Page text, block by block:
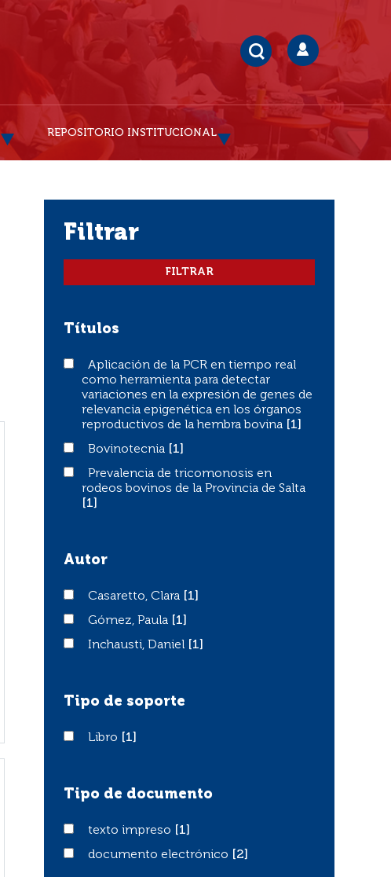
REPOSITORIO INSTITUCIONAL
filtrar
Títulos
Aplicación de la PCR en tiempo real como herramienta
Aplicación de la PCR en tiempo real
como herramienta para detectar
variaciones en la expresión de genes de
relevancia epigenética en los órganos
reproductivos de la hembra bovina
[1]
Bovinotecnia
Bovinotecnia
[1]
Prevalencia de tricomonosis en rodeos bovinos de la
Prevalencia de tricomonosis en
rodeos bovinos de la Provincia de Salta
[1]
Autor
Casaretto, Clara
Casaretto, Clara
[1]
Gómez, Paula
Gómez, Paula
[1]
Inchausti, Daniel
Inchausti, Daniel [1]
Tipo de soporte
LibroLibro [1]
Tipo de documento
texto impreso
texto impreso
[1]
documento electrónico
documento electrónico [2]